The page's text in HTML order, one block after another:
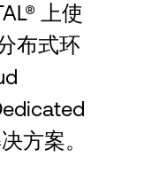
上使
布式环
方案。